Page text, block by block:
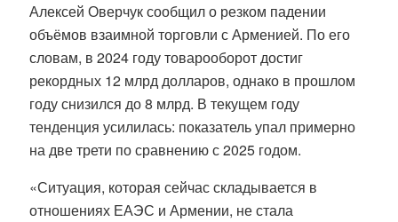
Алексей Оверчук сообщил о резком падении
объёмов взаимной торговли с Арменией. По его
словам, в 2024 году товарооборот достиг
рекордных 12 млрд долларов, однако в прошлом
году снизился до 8 млрд. В текущем году
тенденция усилилась: показатель упал примерно
на две трети по сравнению с 2025 годом.
«Ситуация, которая сейчас складывается в
отношениях ЕАЭС и Армении, не стала